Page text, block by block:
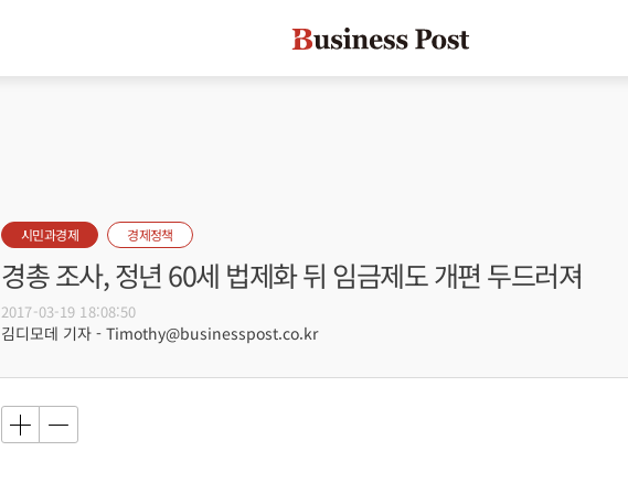
시민과경제 경제정책
경총 조사, 정년 60세 법제화 뒤 임금제도 개편 두드러져
2017-03-19 18:08:50
김디모데 기자 - Timothy@businesspost.co.kr